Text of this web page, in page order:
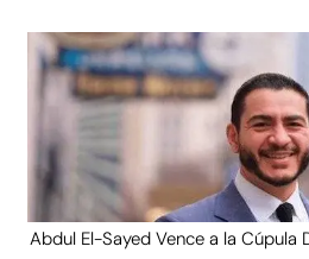
Abdul El-Sayed Vence a la Cúpula